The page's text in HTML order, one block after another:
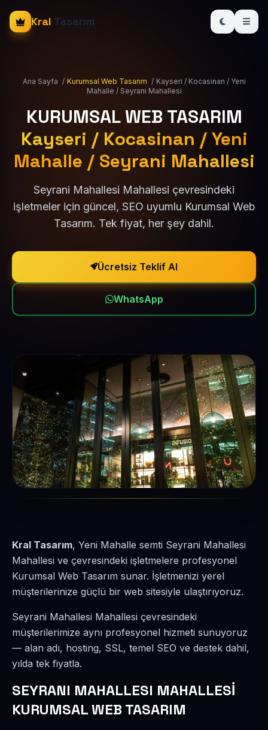
Kral Tasarım
Ana Sayfa / Kurumsal Web Tasarım / Kayseri / Kocasinan / Yeni
Mahalle / Seyrani Mahallesi
KURUMSAL WEB TASARIM
Kayseri / Kocasinan / Yeni
Mahalle / Seyrani Mahallesi
Seyrani Mahallesi Mahallesi çevresindeki
işletmeler için güncel, SEO uyumlu Kurumsal Web
Tasarım. Tek fiyat, her şey dahil.
Ücretsiz Teklif Al
WhatsApp
Kral Tasarım, Yeni Mahalle semti Seyrani Mahallesi
Mahallesi ve çevresindeki işletmelere profesyonel
Kurumsal Web Tasarım sunar. İşletmenizi yerel
müşterilerinize güçlü bir web sitesiyle ulaştırıyoruz.
Seyrani Mahallesi Mahallesi çevresindeki
müşterilerimize aynı profesyonel hizmeti sunuyoruz
— alan adı, hosting, SSL, temel SEO ve destek dahil,
yılda tek fiyatla.
SEYRANI MAHALLESI MAHALLESİ
KURUMSAL WEB TASARIM